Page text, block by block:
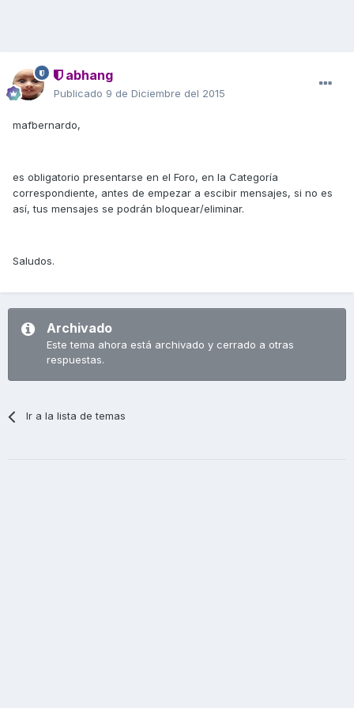
abhang
Publicado 9 de Diciembre del 2015
mafbernardo,
es obligatorio presentarse en el Foro, en la Categoría
correspondiente, antes de empezar a escibir mensajes, si no es
así, tus mensajes se podrán bloquear/eliminar.
Saludos.
Archivado
Este tema ahora está archivado y cerrado a otras
respuestas.
Ir a la lista de temas